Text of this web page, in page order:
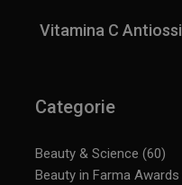
Vitamina C
Categorie
Beauty & Science (60)
Beauty in Farma Awards